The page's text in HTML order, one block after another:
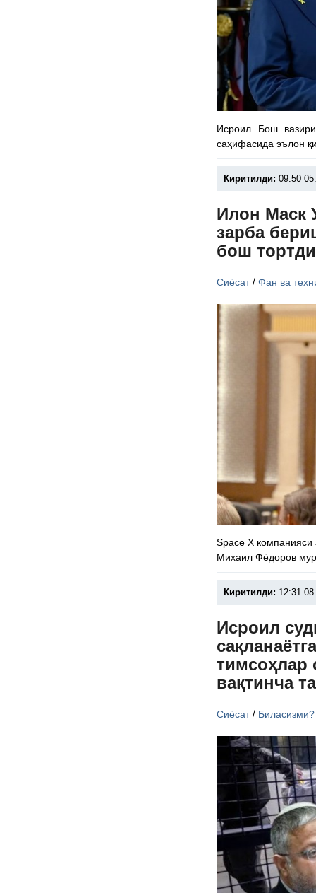
Исроил Бош
саҳифасида эълон
Киритилди: 09:50
Илон Маск
зарба
бош тортди
Сиёсат/Фан ва
Space X компанияси
Михаил Фёдоров
Киритилди: 12:31
Исроил
тимсоҳлар
вақтинча
Сиёсат/ Биласизми?